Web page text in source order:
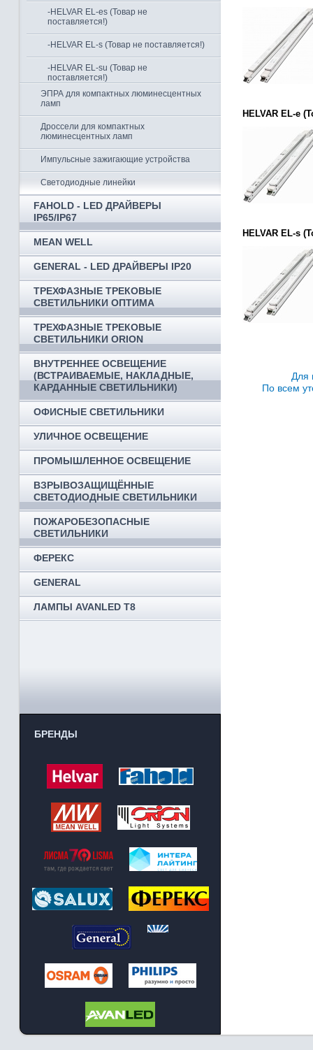
-HELVAR EL-es (Товар не
поставляется!)
-HELVAR EL-s (Товар не поставляется!)
-HELVAR EL-su (Товар не
поставляется!)
ЭПРА для компактных люминесцентных
ламп
Дроссели для компактных
люминесцентных ламп
Импульсные зажигающие устройства
Светодиодные линейки
FAHOLD - LED ДРАЙВЕРЫ
IP65/IP67
MEAN WELL
GENERAL - LED ДРАЙВЕРЫ IP20
ТРЕХФАЗНЫЕ ТРЕКОВЫЕ
СВЕТИЛЬНИКИ ОПТИМА
ТРЕХФАЗНЫЕ ТРЕКОВЫЕ
СВЕТИЛЬНИКИ ORION
ВНУТРЕННЕЕ ОСВЕЩЕНИЕ
(ВСТРАИВАЕМЫЕ, НАКЛАДНЫЕ,
КАРДАННЫЕ СВЕТИЛЬНИКИ)
ОФИСНЫЕ СВЕТИЛЬНИКИ
УЛИЧНОЕ ОСВЕЩЕНИЕ
ПРОМЫШЛЕННОЕ ОСВЕЩЕНИЕ
ВЗРЫВОЗАЩИЩЁННЫЕ
СВЕТОДИОДНЫЕ СВЕТИЛЬНИКИ
ПОЖАРОБЕЗОПАСНЫЕ
СВЕТИЛЬНИКИ
ФЕРЕКС
GENERAL
ЛАМПЫ AVANLED T8
БРЕНДЫ
HELVAR EL-e
HELVAR EL-s
Для
По всем